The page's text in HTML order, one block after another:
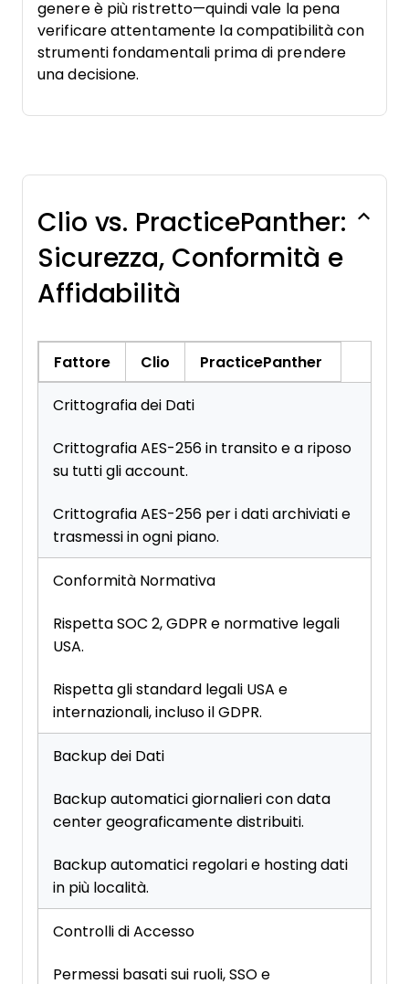
genere è più ristretto—quindi vale la pena
verificare attentamente la compatibilità con
strumenti fondamentali prima di prendere
una decisione.
Clio vs. PracticePanther:
Sicurezza, Conformità e
Affidabilità
Fattore Clio PracticePanther
Crittografia dei Dati
Crittografia AES-256 in transito e a riposo
su tutti gli account.
Crittografia AES-256 per i dati archiviati e
trasmessi in ogni piano.
Conformità Normativa
Rispetta SOC 2, GDPR e normative legali
USA.
Rispetta gli standard legali USA e
internazionali, incluso il GDPR.
Backup dei Dati
Backup automatici giornalieri con data
center geograficamente distribuiti.
Backup automatici regolari e hosting dati
in più località.
Controlli di Accesso
Permessi basati sui ruoli, SSO e